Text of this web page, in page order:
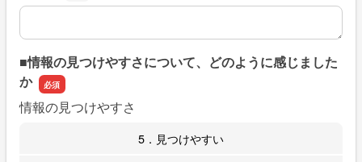
上記のように回答された具体的な理由があればご記入くだ
■情報の見つけやすさについて、どのように感じました
か
情報の見つけやすさ
5．見つけやすい